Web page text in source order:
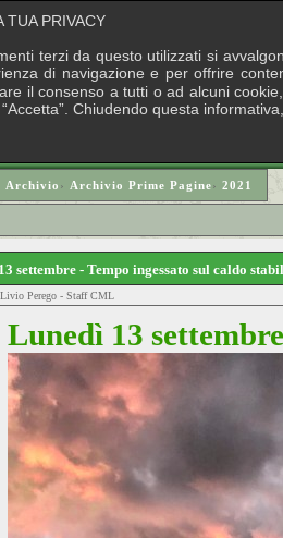
Archivio › Archivio Prime Pagine› 2021
13 settembre - Tempo ingessato sul caldo
Livio Perego - Staff CML
Lunedì 13
TUA PRIVACY
terzi da questo utilizzati si
di navigazione e per offrire
il consenso a tutti o ad alcuni
Chiudendo questa